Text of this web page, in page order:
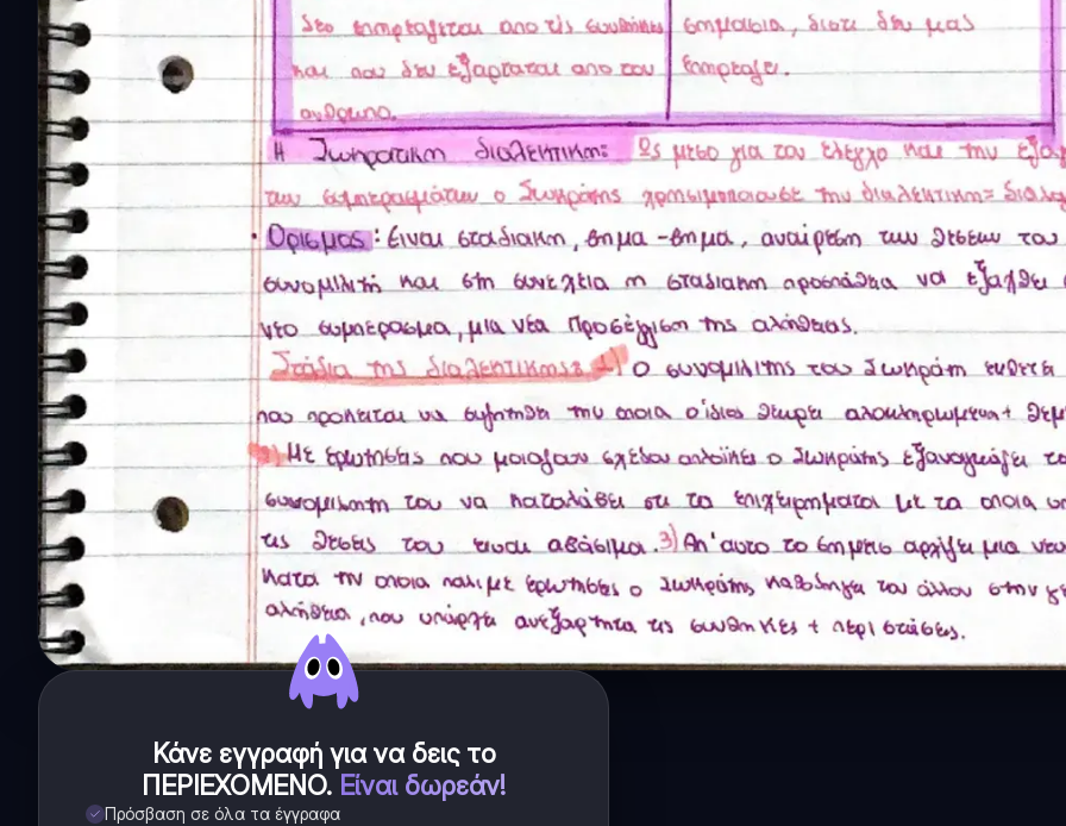
Κάνε εγγραφή για να δεις το
ΠΕΡΙΕΧΟΜΕΝΟ. Είναι δωρεάν!
Πρόσβαση σε όλα τα έγγραφα